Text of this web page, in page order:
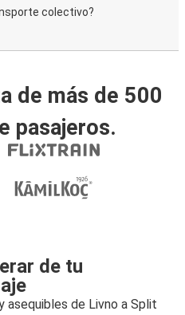
colectivo?
de más de 500
pasajeros.
de tu
asequibles de Livno a Split